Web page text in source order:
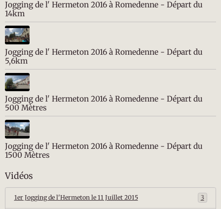
Jogging de l' Hermeton 2016 à Romedenne - Départ du
14km
Jogging de l' Hermeton 2016 à Romedenne - Départ du
5,6km
Jogging de l' Hermeton 2016 à Romedenne - Départ du
500 Mètres
Jogging de l' Hermeton 2016 à Romedenne - Départ du
1500 Mètres
Vidéos
1er Jogging de l'Hermeton le 11 Juillet 2015 3